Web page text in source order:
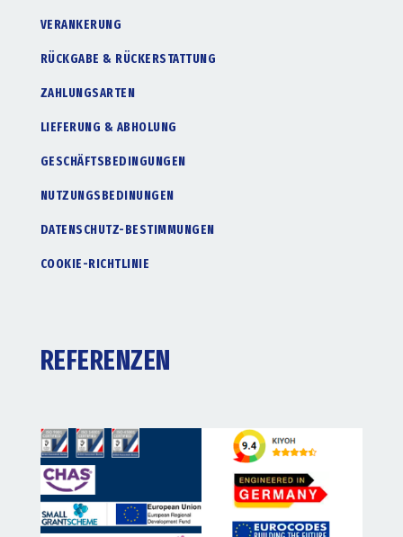
VERANKERUNG
RÜCKGABE & RÜCKERSTATTUNG
ZAHLUNGSARTEN
LIEFERUNG & ABHOLUNG
GESCHÄFTSBEDINGUNGEN
NUTZUNGSBEDINUNGEN
DATENSCHUTZ-BESTIMMUNGEN
COOKIE-RICHTLINIE
REFERENZEN